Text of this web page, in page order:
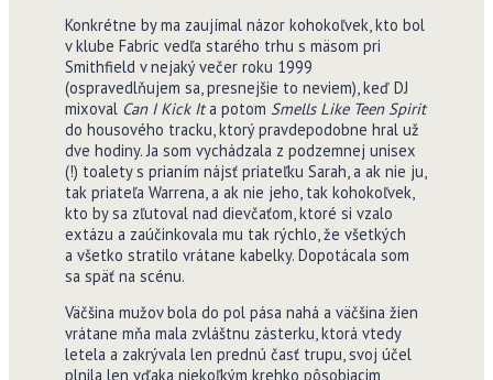
Konkrétne by ma zaujímal názor kohokoľvek, kto bol
v klube Fabric vedľa starého trhu s mäsom pri
Smithfield v nejaký večer roku 1999
(ospravedlňujem sa, presnejšie to neviem), keď DJ
mixoval Can I Kick Ita potom Smells Like Teen Spirit
do housového tracku, ktorý pravdepodobne hral už
dve hodiny. Ja som vychádzala z podzemnej unisex
(!) toalety s prianím nájsť priateľku Sarah, a ak nie ju,
tak priateľa Warrena, a ak nie jeho, tak kohokoľvek,
kto by sa zľutoval nad dievčaťom, ktoré si vzalo
extázu a zaúčinkovala mu tak rýchlo, že všetkých
a všetko stratilo vrátane kabelky. Dopotácala som
sa späť na scénu.
Väčšina mužov bola do pol pása nahá a väčšina žien
vrátane mňa mala zvláštnu zásterku, ktorá vtedy
letela a zakrývala len prednú časť trupu, svoj účel
plnila len vďaka niekoľkým krehko pôsobiacim